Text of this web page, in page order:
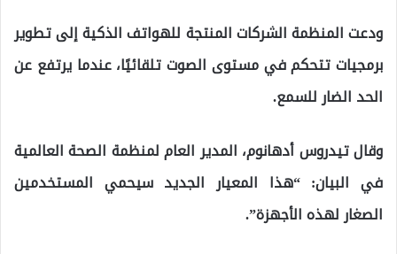
ودعت المنظمة الشركات المنتجة للهواتف الذكية إلى تطوير
برمجيات تتحكم في مستوى الصوت تلقائيًا، عندما يرتفع عن
الحد الضار للسمع.
وقال تيدروس أدهانوم، المدير العام لمنظمة الصحة العالمية
في البيان: “هذا المعيار الجديد سيحمي المستخدمين
الصغار لهذه الأجهزة”.